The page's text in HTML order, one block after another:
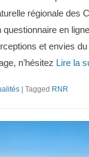
régionale des
questionnaire en
et envies
n’hésitez Lire la
Tagged RNR